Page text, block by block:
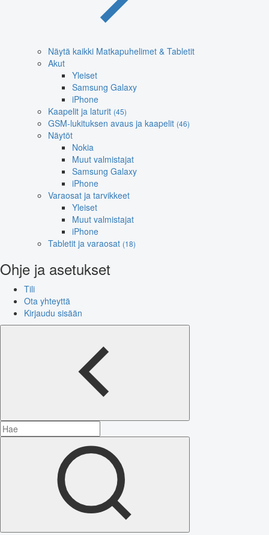
Näytä kaikki Matkapuhelimet & Tabletit
Akut
Yleiset
Samsung Galaxy
iPhone
Kaapelit ja laturit (45)
GSM-lukituksen avaus ja kaapelit (46)
Näytöt
Nokia
Muut valmistajat
Samsung Galaxy
iPhone
Varaosat ja tarvikkeet
Yleiset
Muut valmistajat
iPhone
Tabletit ja varaosat (18)
Ohje ja asetukset
Tili
Ota yhteyttä
Kirjaudu sisään